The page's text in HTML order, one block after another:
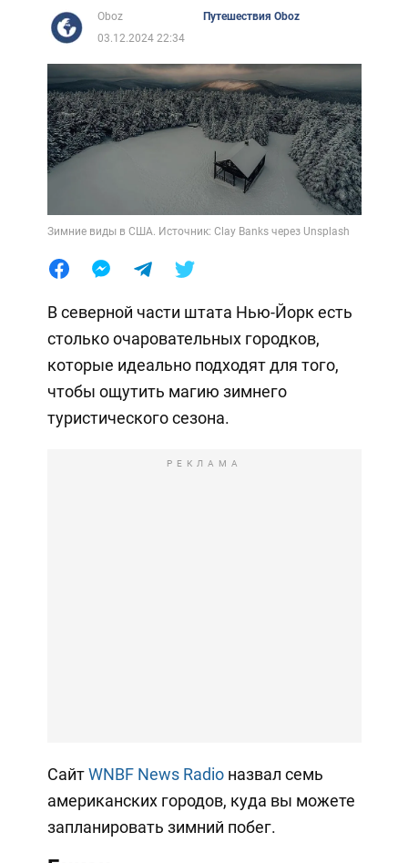
Oboz
Путешествия Oboz
03.12.2024 22:34
Зимние виды в США. Источник: Clay Banks через Unsplash
В северной части штата Нью-Йорк есть
столько очаровательных городков,
которые идеально подходят для того,
чтобы ощутить магию зимнего
туристического сезона.
РЕКЛАМА
СайтWNBF News Radioназвал семь
американских городов, куда вы можете
запланировать зимний побег.